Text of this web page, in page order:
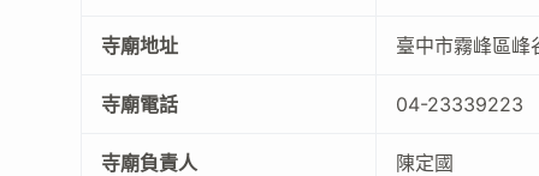
寺廟地址 臺中市霧峰區
寺廟電話 04-23339223
寺廟負責人 陳定國